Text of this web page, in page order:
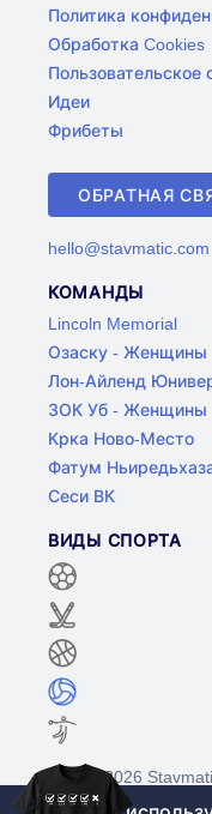
Политика
Обработка Cookies
Пользовательское
Идеи
Фрибеты
ОБРАТНАЯ
hello@stavmatic.com
КОМАНДЫ
Lincoln Memorial
Озаску - Женщины
Лон-Айленд
ЗОК Уб - Женщины
Крка Ново-Место
Фатум
Сеси ВК
ВИДЫ СПОРТА
©2017-2026